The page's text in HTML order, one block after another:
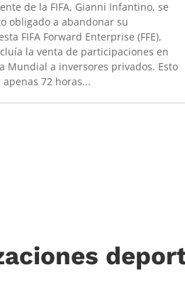
de la FIFA, Gianni Infantino, se
obligado a abandonar su
FIFA Forward Enterprise (FFE),
la venta de participaciones en
Mundial a inversores privados. Esto
72 horas...